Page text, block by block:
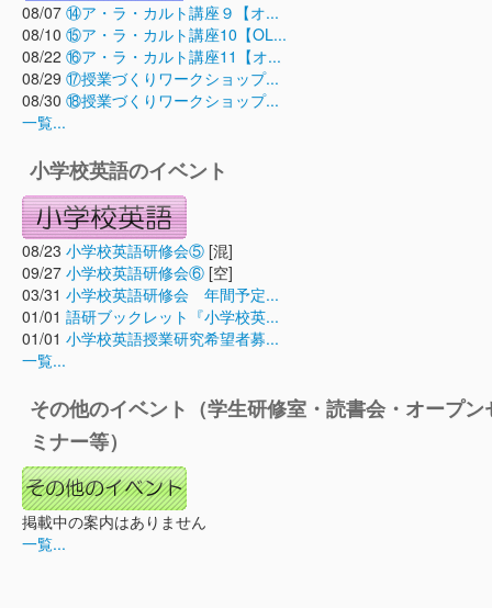
08/07 ⑭ア・ラ・カルト講座９【オ...
08/10 ⑮ア・ラ・カルト講座10【OL...
08/22 ⑯ア・ラ・カルト講座11【オ...
08/29 ⑰授業づくりワークショップ...
08/30 ⑱授業づくりワークショップ...
一覧...
小学校英語のイベント
08/23 小学校英語研修会⑤ [混]
09/27 小学校英語研修会⑥ [空]
03/31 小学校英語研修会 年間予定...
01/01 語研ブックレット『小学校英...
01/01 小学校英語授業研究希望者募...
一覧...
その他のイベント（学生研修室・読書会・オープン
ミナー等）
掲載中の案内はありません
一覧...